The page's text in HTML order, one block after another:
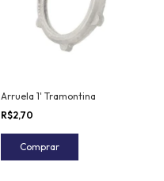
Arruela 1' Tramontina
R$2,70
Comprar